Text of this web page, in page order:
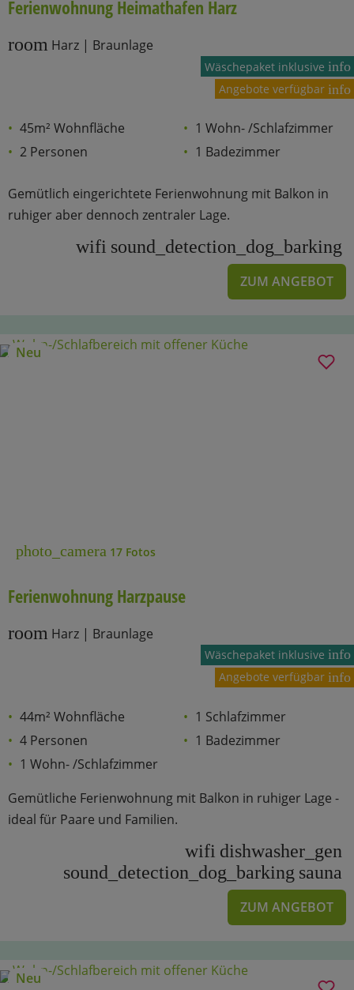
Ferienwohnung Heimathafen Harz
room Harz | Braunlage
Wäschepaket inklusive info
Angebote verfügbar info
45m² Wohnfläche
2 Personen
1 Wohn- /Schlafzimmer
1 Badezimmer
Gemütlich eingerichtete Ferienwohnung mit Balkon in
ruhiger aber dennoch zentraler Lage.
wifi sound_detection_dog_barking
ZUM ANGEBOT
Neu
photo_camera 17 Fotos
Ferienwohnung Harzpause
room Harz | Braunlage
Wäschepaket inklusiveinfo
Angebote verfügbar info
44m² Wohnfläche
4 Personen
1 Wohn- /Schlafzimmer
1 Schlafzimmer
1 Badezimmer
Gemütliche Ferienwohnung mit Balkon in ruhiger Lage -
ideal für Paare und Familien.
wifi dishwasher_gen
sound_detection_dog_barking sauna
ZUM ANGEBOT
Neu